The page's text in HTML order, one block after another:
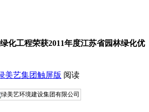
化工程荣获2011年度江苏省园林绿化优
美艺集团触屏版 阅读